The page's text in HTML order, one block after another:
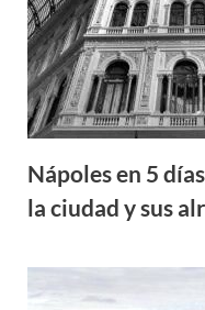
Nápoles en 5
la ciudad y sus